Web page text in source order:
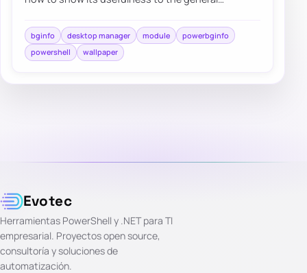
can…
bginfo desktop manager module
powerbginfo
powershell
wallpaper
Evotec
Herramientas PowerShell y .NET para TI
empresarial. Proyectos open source,
consultoría y soluciones de
automatización.